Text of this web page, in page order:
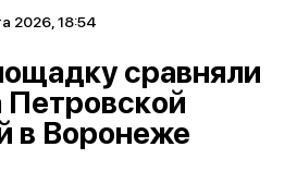
2026, 18:54
сравняли
Петровской
в Воронеже